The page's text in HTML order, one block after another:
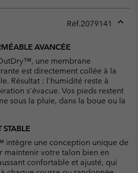
Réf.2079141
AVANCÉE
une membrane
est directement collée à la
Résultat : l’humidité reste à
s’évacue. Vos pieds restent
sous la pluie, dans la boue ou la
intègre une conception unique de
maintenir votre talon bien en
confortable et ajusté, qui